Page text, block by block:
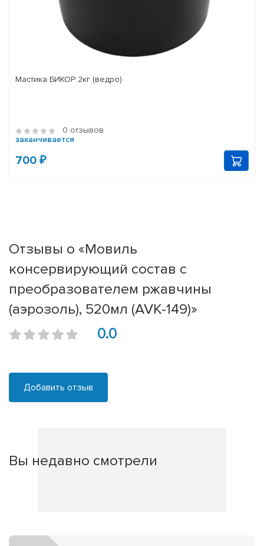
Мастика БИКОР 2кг (ведро)
0 отзывов
заканчивается
700 ₽
Отзывы о «Мовиль
консервирующий состав с
преобразователем ржавчины
(аэрозоль), 520мл (AVK-149)»
0.0
Добавить отзыв
Вы недавно смотрели